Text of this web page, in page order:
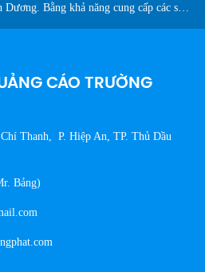
Bằng khả năng cung cấp các sản
CÁO TRƯỜNG
Thanh, P. Hiệp An, TP. Thủ Dầu
Bảng)